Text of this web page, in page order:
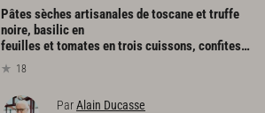
Pâtes sèches artisanales de toscane et truffe
noire, basilic en
feuilles et tomates en trois cuissons, confites en julienne, poêlées chaudes et concassées
18
ParAlain Ducasse